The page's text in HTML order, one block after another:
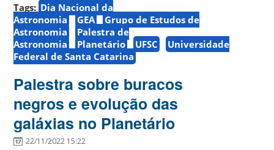
Tags: Dia Nacional da
Astronomia
GEA
Grupo de Estudos de
Astronomia
Palestra de
Astronomia
Planetário UFSC
Universidade
Federal de Santa Catarina
Palestra sobre buracos
negros e evolução das
galáxias no Planetário
22/11/2022 15:22